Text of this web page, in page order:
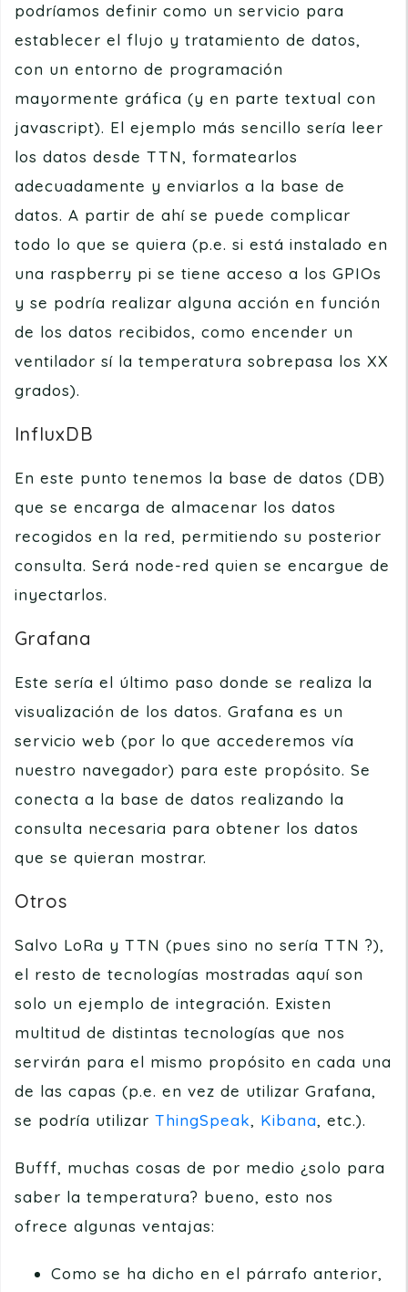
podríamos definir como un servicio para
establecer el flujo y tratamiento de datos,
con un entorno de programación
mayormente gráfica (y en parte textual con
javascript). El ejemplo más sencillo sería leer
los datos desde TTN, formatearlos
adecuadamente y enviarlos a la base de
datos. A partir de ahí se puede complicar
todo lo que se quiera (p.e. si está instalado en
una raspberry pi se tiene acceso a los GPIOs
y se podría realizar alguna acción en función
de los datos recibidos, como encender un
ventilador sí la temperatura sobrepasa los XX
grados).
InfluxDB
En este punto tenemos la base de datos (DB)
que se encarga de almacenar los datos
recogidos en la red, permitiendo su posterior
consulta. Será node-red quien se encargue de
inyectarlos.
Grafana
Este sería el último paso donde se realiza la
visualización de los datos. Grafana es un
servicio web (por lo que accederemos vía
nuestro navegador) para este propósito. Se
conecta a la base de datos realizando la
consulta necesaria para obtener los datos
que se quieran mostrar.
Otros
Salvo LoRa y TTN (pues sino no sería TTN ?),
el resto de tecnologías mostradas aquí son
solo un ejemplo de integración. Existen
multitud de distintas tecnologías que nos
servirán para el mismo propósito en cada una
de las capas (p.e. en vez de utilizar Grafana,
se podría utilizar ThingSpeak, Kibana, etc.).
Bufff, muchas cosas de por medio ¿solo para
saber la temperatura? bueno, esto nos
ofrece algunas ventajas:
Como se ha dicho en el párrafo anterior,